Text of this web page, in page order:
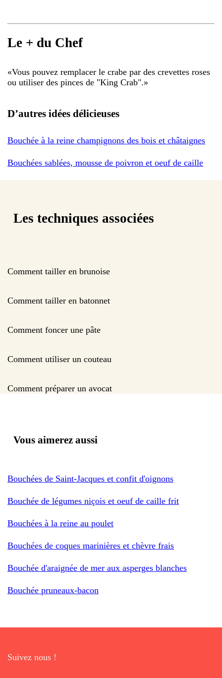
Le + du Chef
«Vous pouvez remplacer le crabe par des crevettes roses
ou utiliser des pinces de "King Crab".»
D’autres idées délicieuses
Bouchée à la reine champignons des bois et châtaignes
Bouchées sablées, mousse de poivron et oeuf de caille
Les techniques associées
Comment tailler en brunoise
Comment tailler en batonnet
Comment foncer une pâte
Comment utiliser un couteau
Comment préparer un avocat
Vous aimerez aussi
Bouchées de Saint-Jacques et confit d'oignons
Bouchée de légumes niçois et oeuf de caille frit
Bouchées à la reine au poulet
Bouchées de coques marinières et chèvre frais
Bouchée d'araignée de mer aux asperges blanches
Bouchée pruneaux-bacon
Suivez nous !